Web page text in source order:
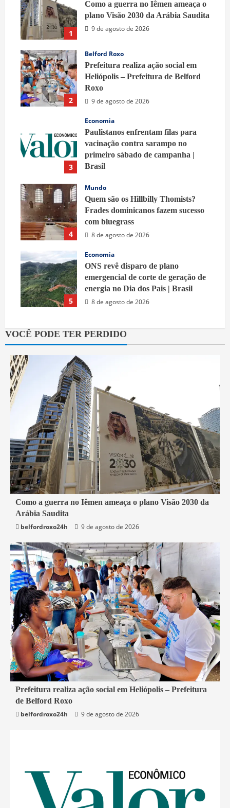
1
Como a guerra no Iêmen ameaça o
plano Visão 2030 da Arábia Saudita
9 de agosto de 2026
2
Belford Roxo
Prefeitura realiza ação social em
Heliópolis – Prefeitura de Belford
Roxo
9 de agosto de 2026
3
Economia
Paulistanos enfrentam filas para
vacinação contra sarampo no
primeiro sábado de campanha |
Brasil
4
Mundo
Quem são os Hillbilly Thomists?
Frades dominicanos fazem sucesso
com bluegrass
8 de agosto de 2026
5
Economia
ONS revê disparo de plano
emergencial de corte de geração de
energia no Dia dos Pais | Brasil
8 de agosto de 2026
VOCÊ PODE TER PERDIDO
4 min read
Mundo
Como a guerra no Iêmen ameaça o plano Visão 2030 da
Arábia Saudita
belfordroxo24h
9 de agosto de 2026
2 min read
Belford Roxo
Prefeitura realiza ação social em Heliópolis – Prefeitura
de Belford Roxo
belfordroxo24h
9 de agosto de 2026